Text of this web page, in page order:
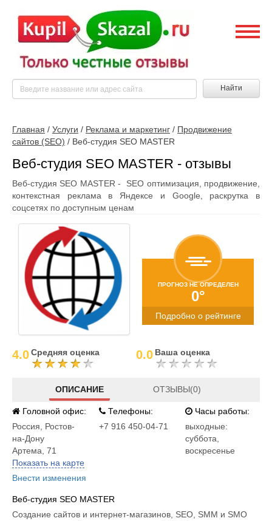
Найти
Главная / Услуги / Реклама и маркетинг / Продвижение
сайтов (SEO) / Веб-студия SEO MASTER
Веб-студия SEO MASTER - отзывы
Веб-студия SEO MASTER - SEO оптимизация, продвижение,
контекстная реклама в Яндексе и Google, раскрутка в
соцсетях по доступным ценам
ПРОГНОЗ НЕ ОПРЕДЕЛЕН
0°
Подробно о рейтинге
4.0Средняя оценка 0.0 Ваша оценка
ОПИСАНИЕ ОТЗЫВЫ(0)
Головной офис:
Россия
Ростов-
на-Дону
Артема, 71
Показать на карте
Внести изменения
Телефоны:
+7 916 450-04-71
Часы работы:
выходные:
суббота,
воскресенье
Веб-студия SEO MASTER
Создание сайтов и интернет-магазинов, SEO, SMM и SMO